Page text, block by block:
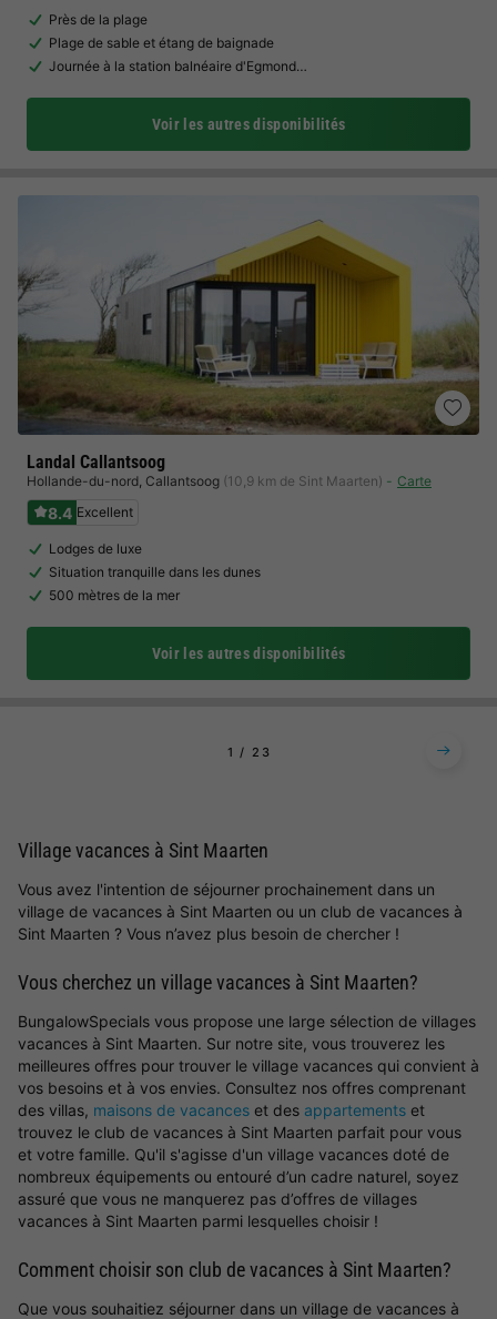
Près de la plage
Plage de sable et étang de baignade
Journée à la station balnéaire d'Egmond…
Voir les autres disponibilités
Landal Callantsoog
Hollande-du-nord, Callantsoog (10,9 km de Sint Maarten) Carte
8.4 Excellent
Lodges de luxe
Situation tranquille dans les dunes
500 mètres de la mer
Voir les autres disponibilités
1 2 3
Village vacances à Sint Maarten
Vous avez l'intention de séjourner prochainement dans un
village de vacances à Sint Maarten ou un club de vacances à
Sint Maarten ? Vous n’avez plus besoin de chercher !
Vous cherchez un village vacances à Sint Maarten?
BungalowSpecials vous propose une large sélection de villages
vacances à Sint Maarten. Sur notre site, vous trouverez les
meilleures offres pour trouver le village vacances qui convient à
vos besoins et à vos envies. Consultez nos offres comprenant
des villas, maisons de vacances et des appartements et
trouvez le club de vacances à Sint Maarten parfait pour vous
et votre famille. Qu'il s'agisse d'un village vacances doté de
nombreux équipements ou entouré d’un cadre naturel, soyez
assuré que vous ne manquerez pas d’offres de villages
vacances à Sint Maarten parmi lesquelles choisir !
Comment choisir son club de vacances à Sint Maarten?
Que vous souhaitiez séjourner dans un village de vacances à